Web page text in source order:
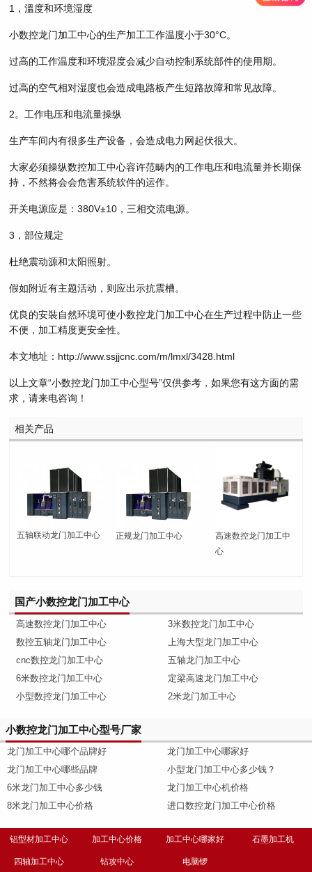
1，溫度和环境湿度
小数控龙门加工中心的生产加工工作温度小于30°C。
过高的工作温度和环境湿度会减少自动控制系统部件的使用期。
过高的空气相对湿度也会造成电路板产生短路故障和常见故障。
2。工作电压和电流量操纵
生产车间内有很多生产设备，会造成电力网起伏很大。
大家必须操纵数控加工中心容许范畴内的工作电压和电流量并长期保
持，不然将会会危害系统软件的运作。
开关电源应是：380V±10，三相交流电源。
3，部位规定
杜绝震动源和太阳照射。
假如附近有主题活动，则应出示抗震槽。
优良的安裝自然环境可使小数控龙门加工中心在生产过程中防止一些
不便，加工精度更安全性。
本文地址：http://www.ssjjcnc.com/m/lmxl/3428.html
以上文章“小数控龙门加工中心型号”仅供参考，如果您有这方面的需
求，请来电咨询！
相关产品
五轴联动龙门加工中心 正规龙门加工中心
高速数控龙门加工中
心
国产小数控龙门加工中心
高速数控龙门加工中心
数控五轴龙门加工中心
cnc数控龙门加工中心
6米数控龙门加工中心
小型数控龙门加工中心
3米数控龙门加工中心
上海大型龙门加工中心
五轴龙门加工中心
定梁高速龙门加工中心
2米龙门加工中心
小数控龙门加工中心型号厂家
龙门加工中心哪个品牌好
龙门加工中心哪些品牌
6米龙门加工中心多少钱
8米龙门加工中心价格
龙门加工中心哪家好
小型龙门加工中心多少钱？
龙门加工中心机价格
进口数控龙门加工中心价格
铝型材加工中心 加工中心价格 加工中心哪家好 石墨加工机
四轴加工中心 钻攻中心 电脑锣